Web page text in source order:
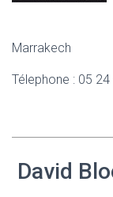
Marrakech
Télephone : 05
David